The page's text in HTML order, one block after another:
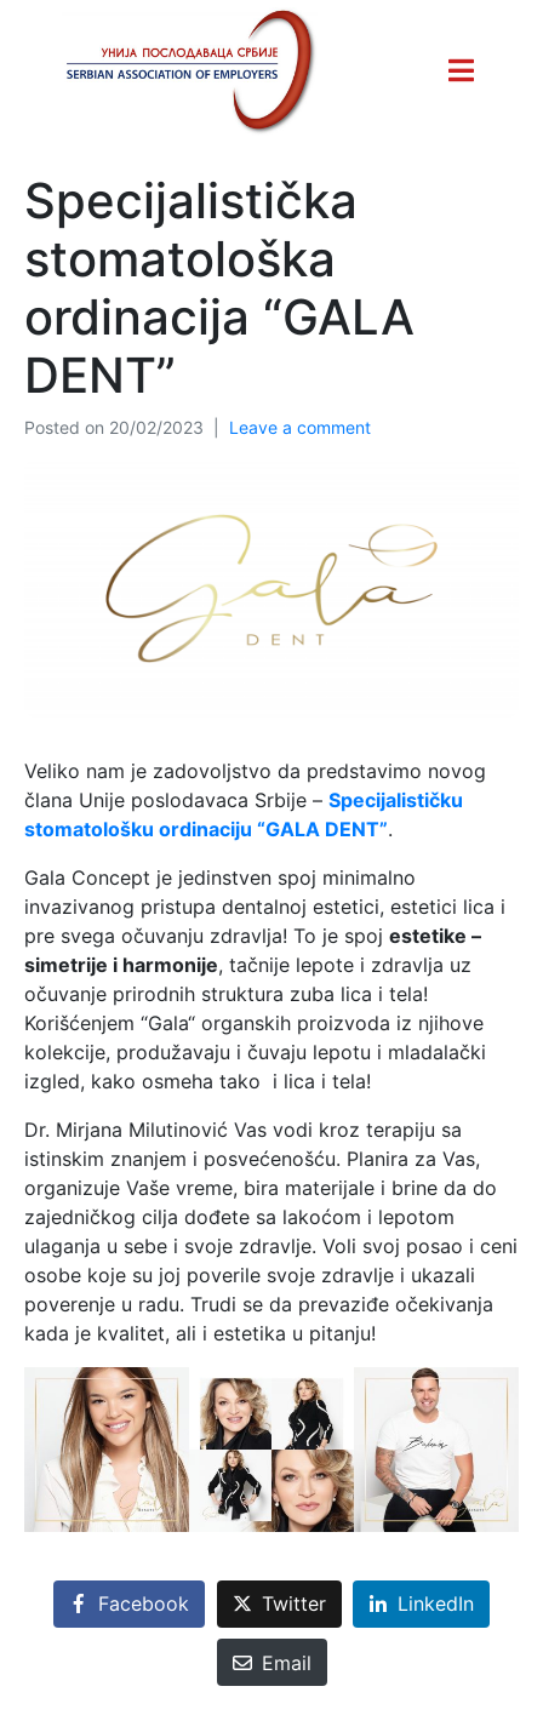
Specijalistička
stomatološka
ordinacija “GALA
DENT”
Posted on 20/02/2023 Leave a comment
Veliko nam je zadovoljstvo da predstavimo novog
člana Unije poslodavaca Srbije – Specijalističku
stomatološku ordinaciju “GALA DENT”.
Gala Concept je jedinstven spoj minimalno
invazivanog pristupa dentalnoj estetici, estetici lica i
pre svega očuvanju zdravlja! To je spoj estetike –
simetrije i harmonije, tačnije lepote i zdravlja uz
očuvanje prirodnih struktura zuba lica i tela!
Korišćenjem “Gala“ organskih proizvoda iz njihove
kolekcije, produžavaju i čuvaju lepotu i mladalački
izgled, kako osmeha tako i lica i tela!
Dr. Mirjana Milutinović Vas vodi kroz terapiju sa
istinskim znanjem i posvećenošću. Planira za Vas,
organizuje Vaše vreme, bira materijale i brine da do
zajedničkog cilja dođete sa lakoćom i lepotom
ulaganja u sebe i svoje zdravlje. Voli svoj posao i ceni
osobe koje su joj poverile svoje zdravlje i ukazali
poverenje u radu. Trudi se da prevaziđe očekivanja
kada je kvalitet, ali i estetika u pitanju!
Facebook Twitter LinkedIn
Email